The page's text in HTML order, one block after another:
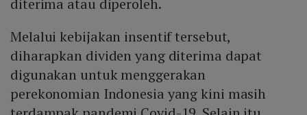
diterima atau diperoleh.
Melalui kebijakan insentif tersebut,
diharapkan dividen yang diterima dapat
digunakan untuk menggerakan
perekonomian Indonesia yang kini masih